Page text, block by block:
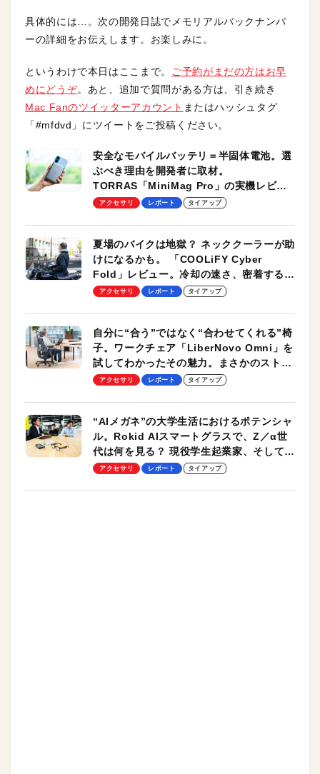
具体的には…。次の開発日誌でメモリアルバックナンバ
ーの詳細をお伝えします。お楽しみに。
というわけで本日はここまで。 ご予約がまだの方はお早
めにどうぞ。あと、追加で質問がある方は、引き続き
Mac Fanのツイッターアカウント またはハッシュタグ
「#mfdvd」にツイートをご投稿ください。
安全なモバイルバッテリ＝半固体電池。選
ぶべき理由を開発者に取材。
TORRAS「MiniMag Pro」の実機レビュ
ーも
アクセサリ レポート タイアップ
夏場のバイクは地獄？ ネッククーラーが助
けになるかも。 「COOLiFY Cyber
Fold」レビュー。冷却の速さ、密着する冷
却プレート、シンプルな操作性がグッド！
アクセサリ レポート タイアップ
自分に“合う”ではなく“合わせてくれる”椅
子。ワークチェア「LiberNovo Omni」を
試してわかったその魅力。まさかのストレ
ッチ機能も搭載
アクセサリ レポート タイアップ
“AIメガネ”の大学生活におけるポテンシャ
ル。Rokid AIスマートグラスで、Z／α世
代は何を見る？ 現役学生起業家、そして教
授による体験会レポート【PR】
アクセサリ レポート タイアップ